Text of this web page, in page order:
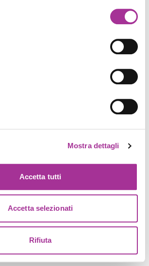
Mostra dettagli
Accetta tutti
Accetta selezionati
Rifiuta